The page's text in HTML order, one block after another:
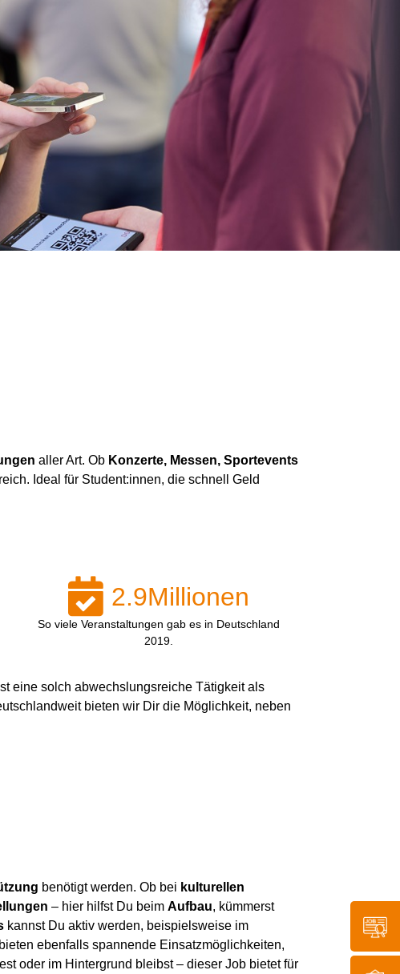
aller Art. Ob Konzerte, Messen, Sportevents
Ideal für Student:innen, die schnell Geld
2.9Millionen
So viele Veranstaltungen gab es in Deutschland
2019.
eine solch abwechslungsreiche Tätigkeit als
bieten wir Dir die Möglichkeit, neben
benötigt werden. Ob bei kulturellen
– hier hilfst Du beim Aufbau, kümmerst
kannst Du aktiv werden, beispielsweise im
ebenfalls spannende Einsatzmöglichkeiten,
oder im Hintergrund bleibst – dieser Job bietet für